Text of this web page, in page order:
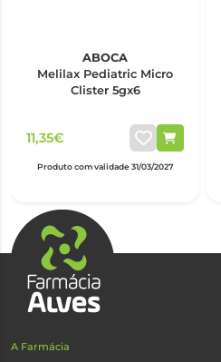
ABOCA
Melilax Pediatric Micro
Clister 5gx6
11,35€
Produto com validade 31/03/2027
A Farmácia